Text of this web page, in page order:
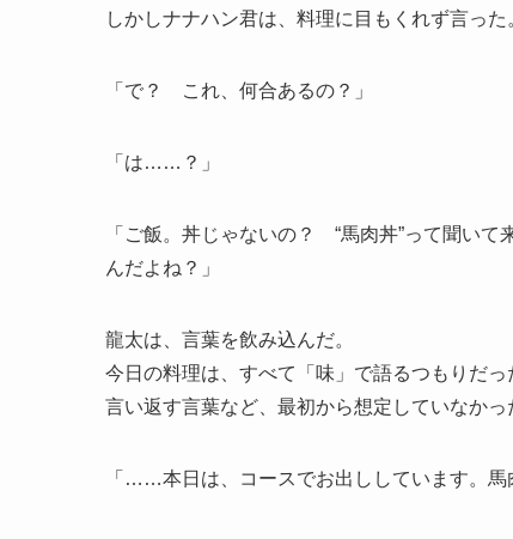
しかしナナハン君は、料理に目もくれず言った
「で？ これ、何合あるの？」
「は……？」
「ご飯。丼じゃないの？ “馬肉丼”って聞い
んだよね？」
龍太は、言葉を飲み込んだ。
今日の料理は、すべて「味」で語るつもりだっ
言い返す言葉など、最初から想定していなかっ
「……本日は、コースでお出ししています。